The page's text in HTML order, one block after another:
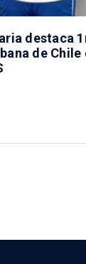
destaca
de Chile